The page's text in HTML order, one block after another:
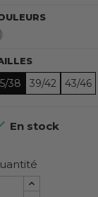
Blanc
38 39/42 43/46
En stock